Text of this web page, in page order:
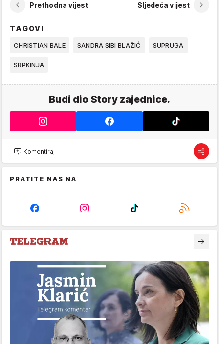
Prethodna vijest Sljedeća vijest
TAGOVI
CHRISTIAN BALE SANDRA SIBI BLAŽIĆ SUPRUGA
SRPKINJA
Budi dio Story zajednice.
Komentiraj
PRATITE NAS NA